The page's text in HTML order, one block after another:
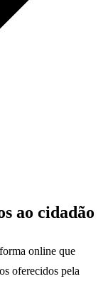
ao cidadão
online que
oferecidos pela